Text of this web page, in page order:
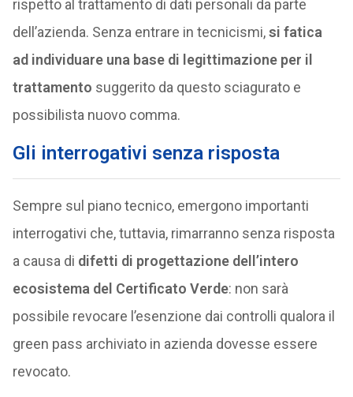
rispetto al trattamento di dati personali da parte
dell’azienda. Senza entrare in tecnicismi,si fatica
ad individuare una base di legittimazione per il
trattamento suggerito da questo sciagurato e
possibilista nuovo comma.
Gli interrogativi senza risposta
Sempre sul piano tecnico, emergono importanti
interrogativi che, tuttavia, rimarranno senza risposta
a causa di difetti di progettazione dell’intero
ecosistema del Certificato Verde: non sarà
possibile revocare l’esenzione dai controlli qualora il
green pass archiviato in azienda dovesse essere
revocato.